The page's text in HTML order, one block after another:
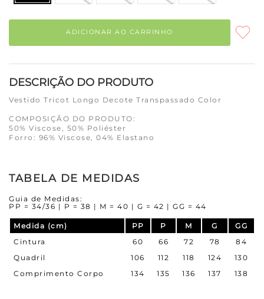
ADICIONAR AO CARRINHO
DESCRIÇÃO DO PRODUTO
Vestido Tricot Longo Decote Transpassado Color
COMPOSIÇÃO DO PRODUTO:
50% Viscose, 50% Poliéster
Forro: 96% Viscose, 04% Elastano
TABELA DE MEDIDAS
Guia de Medidas:
PP = 34/36 | P = 38 | M = 40 | G = 42 | GG = 44
Medida (cm) PP P M G
GG
Cintura
60 66 72 78
84
Quadril
106 112 118 124
130
Comprimento Corpo
134 135 136 137 138